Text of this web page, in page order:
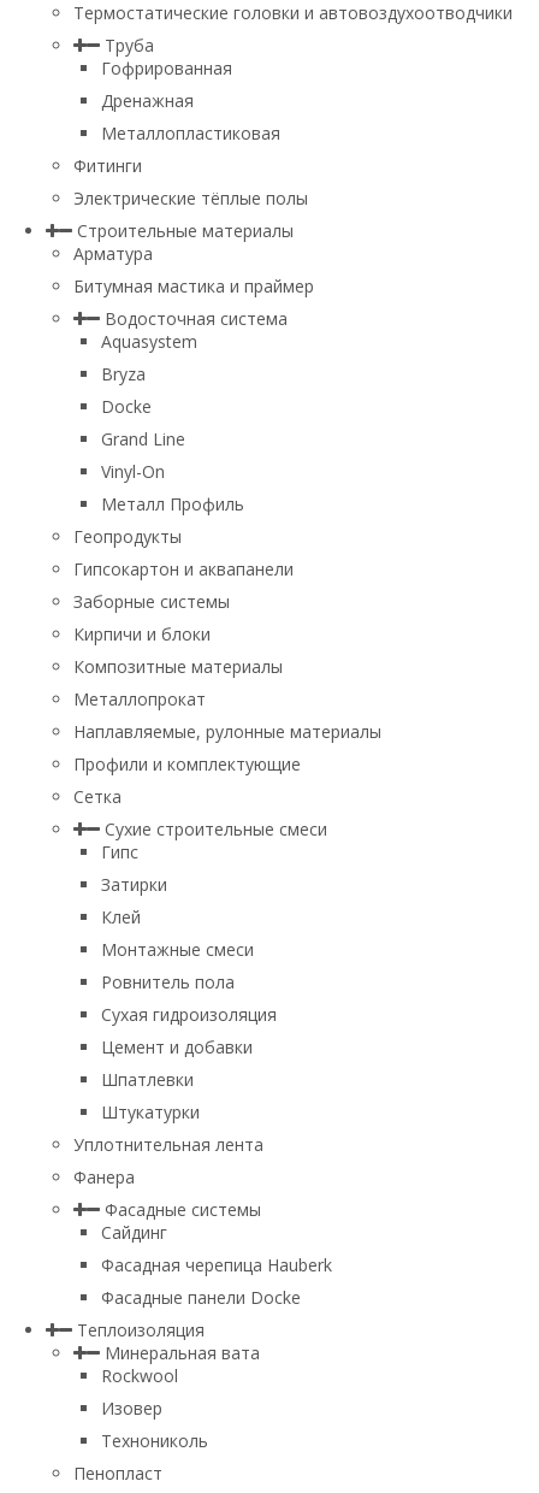
Термостатические головки и автовоздухоотводчики
Труба
Гофрированная
Дренажная
Металлопластиковая
Фитинги
Электрические тёплые полы
Строительные материалы
Арматура
Битумная мастика и праймер
Водосточная система
Aquasystem
Bryza
Docke
Grand Line
Vinyl-On
Металл Профиль
Геопродукты
Гипсокартон и аквапанели
Заборные системы
Кирпичи и блоки
Композитные материалы
Металлопрокат
Наплавляемые, рулонные материалы
Профили и комплектующие
Сетка
Сухие строительные смеси
Гипс
Затирки
Клей
Монтажные смеси
Ровнитель пола
Сухая гидроизоляция
Цемент и добавки
Шпатлевки
Штукатурки
Уплотнительная лента
Фанера
Фасадные системы
Сайдинг
Фасадная черепица Hauberk
Фасадные панели Docke
Теплоизоляция
Минеральная вата
Rockwool
Изовер
Технониколь
Пенопласт